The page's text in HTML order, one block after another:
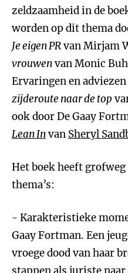
zeldzaamheid in de
worden op dit thema
Je eigen PRvan Mirjam
vrouwenvan Monic
Ervaringen en
zijderoute naar de top
ook door De Gaay
Lean Invan Sheryl
Het boek heeft grofweg
thema’s:
- Karakteristieke
Gaay Fortman. Een
vroege dood van haar